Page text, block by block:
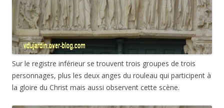
Sur le registre inférieur se trouvent trois groupes de trois
personnages, plus les deux anges du rouleau qui participent à
la gloire du Christ mais aussi observent cette scène.